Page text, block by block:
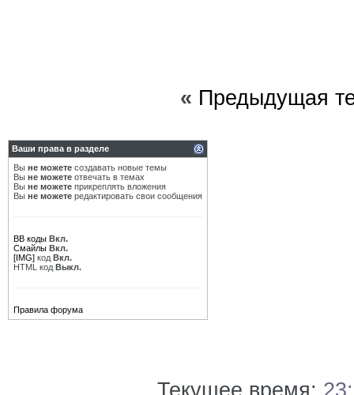
« Предыдущая
Ваши права в разделе
Вы не можете создавать новые темы
Вы не можете отвечать в темах
Вы не можете прикреплять вложения
Вы не можете редактировать свои сообщения
BB коды Вкл.
Смайлы Вкл.
[IMG] код Вкл.
HTML код Выкл.
Правила форума
Текущее время: